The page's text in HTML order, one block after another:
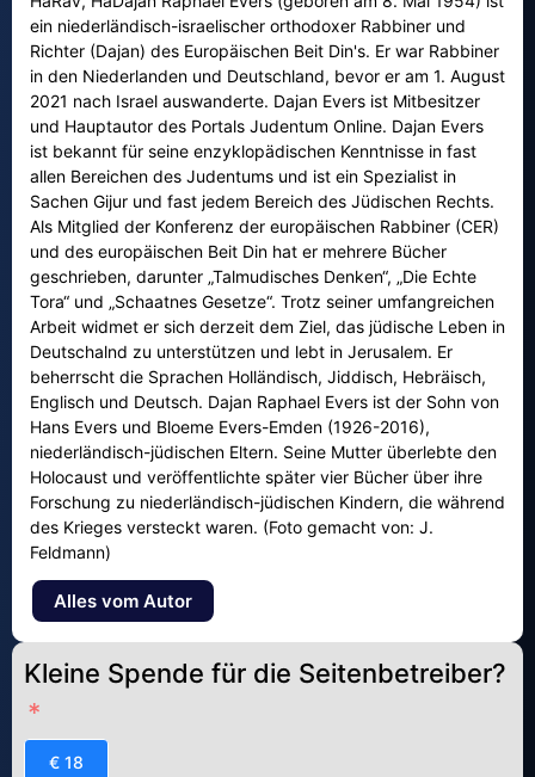
ein niederländisch-israelischer orthodoxer Rabbiner und
Richter (Dajan) des Europäischen Beit Din's. Er war Rabbiner
in den Niederlanden und Deutschland, bevor er am 1. August
2021 nach Israel auswanderte. Dajan Evers ist Mitbesitzer
und Hauptautor des Portals Judentum Online. Dajan Evers
ist bekannt für seine enzyklopädischen Kenntnisse in fast
allen Bereichen des Judentums und ist ein Spezialist in
Sachen Gijur und fast jedem Bereich des Jüdischen Rechts.
Als Mitglied der Konferenz der europäischen Rabbiner (CER)
und des europäischen Beit Din hat er mehrere Bücher
geschrieben, darunter „Talmudisches Denken“, „Die Echte
Tora“ und „Schaatnes Gesetze“. Trotz seiner umfangreichen
Arbeit widmet er sich derzeit dem Ziel, das jüdische Leben in
Deutschalnd zu unterstützen und lebt in Jerusalem. Er
beherrscht die Sprachen Holländisch, Jiddisch, Hebräisch,
Englisch und Deutsch. Dajan Raphael Evers ist der Sohn von
Hans Evers und Bloeme Evers-Emden (1926-2016),
niederländisch-jüdischen Eltern. Seine Mutter überlebte den
Holocaust und veröffentlichte später vier Bücher über ihre
Forschung zu niederländisch-jüdischen Kindern, die während
des Krieges versteckt waren. (Foto gemacht von: J.
Feldmann)
Alles vom Autor
Kleine Spende für die Seitenbetreiber?
€ 18